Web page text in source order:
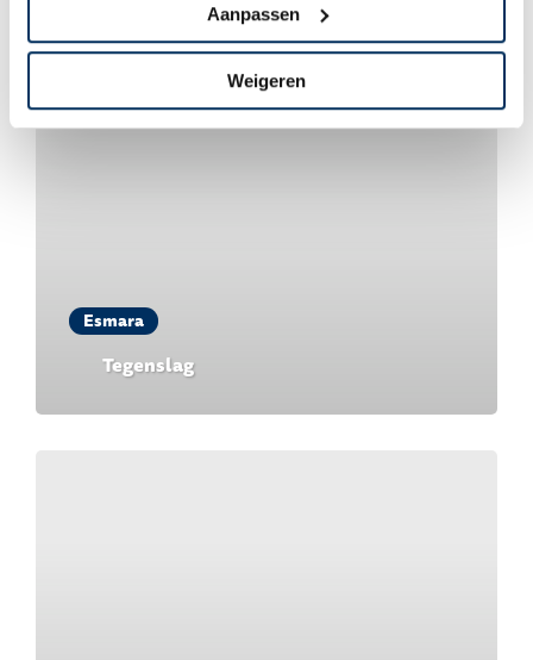
Aanpassen
Weigeren
Esmara
Tegenslag